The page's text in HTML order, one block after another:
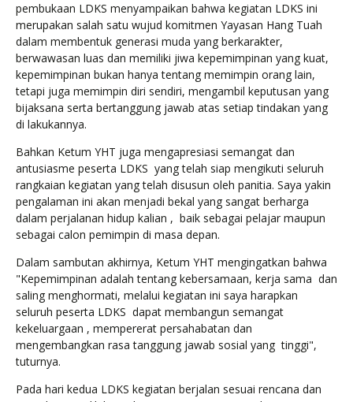
pembukaan LDKS menyampaikan bahwa kegiatan LDKS ini
merupakan salah satu wujud komitmen Yayasan Hang Tuah
dalam membentuk generasi muda yang berkarakter,
berwawasan luas dan memiliki jiwa kepemimpinan yang kuat,
kepemimpinan bukan hanya tentang memimpin orang lain,
tetapi juga memimpin diri sendiri, mengambil keputusan yang
bijaksana serta bertanggung jawab atas setiap tindakan yang
di lakukannya.
Bahkan Ketum YHT juga mengapresiasi semangat dan
antusiasme peserta LDKS yang telah siap mengikuti seluruh
rangkaian kegiatan yang telah disusun oleh panitia. Saya yakin
pengalaman ini akan menjadi bekal yang sangat berharga
dalam perjalanan hidup kalian , baik sebagai pelajar maupun
sebagai calon pemimpin di masa depan.
Dalam sambutan akhirnya, Ketum YHT mengingatkan bahwa
"Kepemimpinan adalah tentang kebersamaan, kerja sama dan
saling menghormati, melalui kegiatan ini saya harapkan
seluruh peserta LDKS dapat membangun semangat
kekeluargaan , mempererat persahabatan dan
mengembangkan rasa tanggung jawab sosial yang tinggi",
tuturnya.
Pada hari kedua LDKS kegiatan berjalan sesuai rencana dan